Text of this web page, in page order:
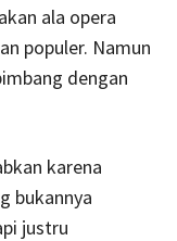
ala opera
populer. Namun
dengan
karena
bukannya
justru